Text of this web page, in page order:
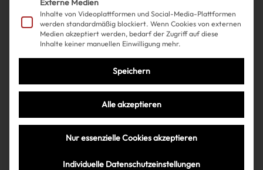
Mehr lesen
Externe Medien
Inhalte von Videoplattformen und Social-Media-Plattformen
werden standardmäßig blockiert. Wenn Cookies von externen
Medien akzeptiert werden, bedarf der Zugriff auf diese
Inhalte keiner manuellen Einwilligung mehr.
Speichern
Alle akzeptieren
Nur essenzielle Cookies akzeptieren
Individuelle Datenschutzeinstellungen